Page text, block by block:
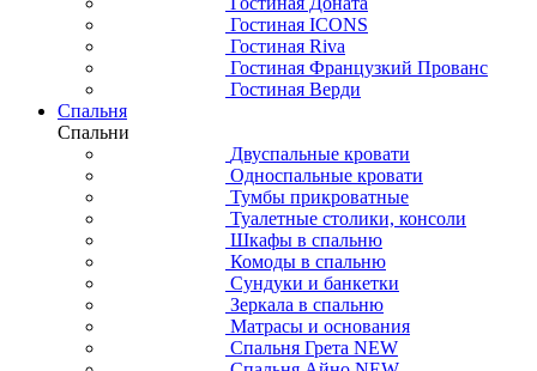
Гостиная ICONS
Гостиная Riva
Гостиная Французкий Прованс
Гостиная Верди
Спальня
Спальни
Двуспальные кровати
Односпальные кровати
Тумбы прикроватные
Туалетные столики, консоли
Шкафы в спальню
Комоды в спальню
Сундуки и банкетки
Зеркала в спальню
Матрасы и основания
Спальня Грета NEW